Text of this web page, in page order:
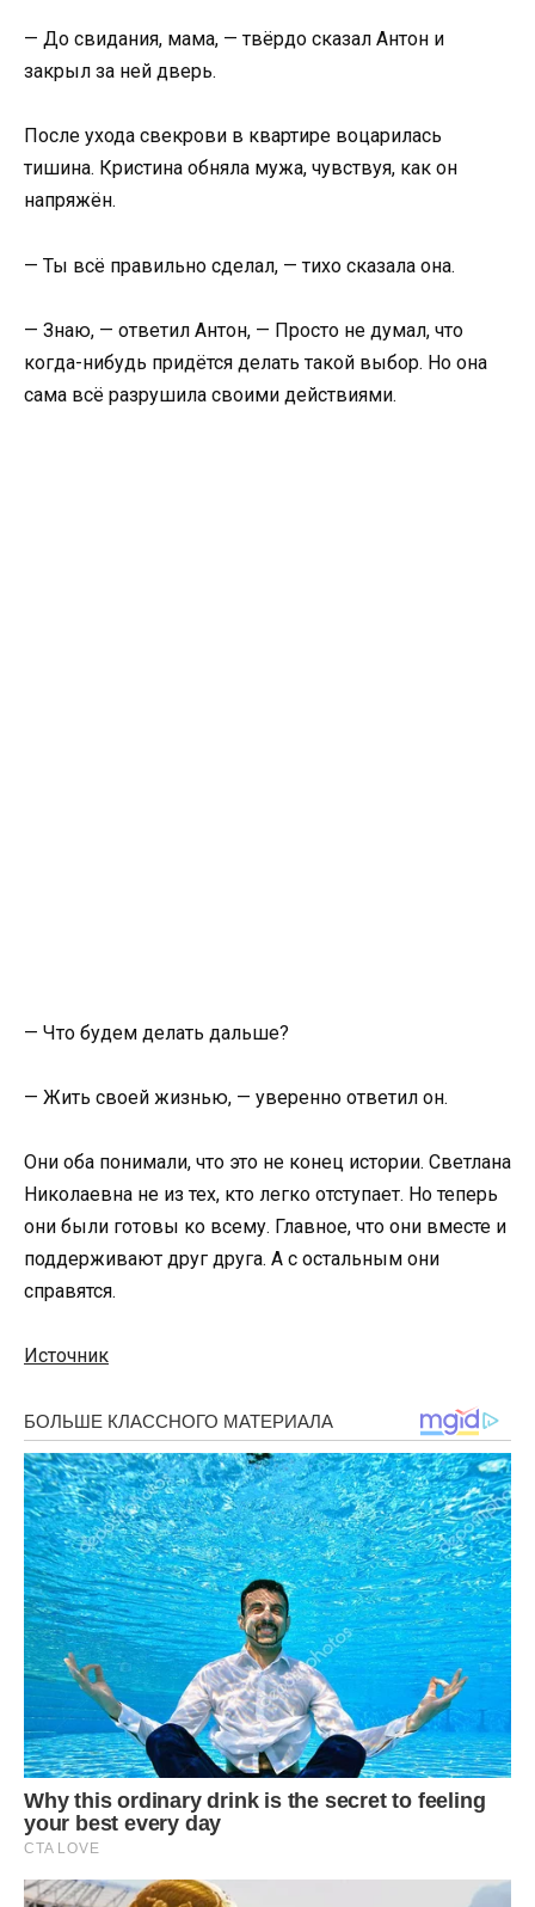
— До свидания, мама, — твёрдо сказал Антон и
закрыл за ней дверь.
После ухода свекрови в квартире воцарилась
тишина. Кристина обняла мужа, чувствуя, как он
напряжён.
— Ты всё правильно сделал, — тихо сказала она.
— Знаю, — ответил Антон, — Просто не думал, что
когда-нибудь придётся делать такой выбор. Но она
сама всё разрушила своими действиями.
— Что будем делать дальше?
— Жить своей жизнью, — уверенно ответил он.
Они оба понимали, что это не конец истории. Светлана
Николаевна не из тех, кто легко отступает. Но теперь
они были готовы ко всему. Главное, что они вместе и
поддерживают друг друга. А с остальным они
справятся.
Источник